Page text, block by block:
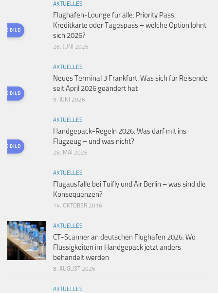
BILD
AKTUELLES
Flughafen-Lounge für alle: Priority Pass,
Kreditkarte oder Tagespass – welche Option lohnt
sich 2026?
28. JUNI 2026
BILD
AKTUELLES
Neues Terminal 3 Frankfurt: Was sich für Reisende
seit April 2026 geändert hat
9. JUNI 2026
BILD
AKTUELLES
Handgepäck-Regeln 2026: Was darf mit ins
Flugzeug – und was nicht?
28. MAI 2026
AKTUELLES
Flugausfälle bei Tuifly und Air Berlin – was sind die
Konsequenzen?
14. OKTOBER 2016
AKTUELLES
CT-Scanner an deutschen Flughäfen 2026: Wo
Flüssigkeiten im Handgepäck jetzt anders
behandelt werden
8. AUGUST 2026
AKTUELLES